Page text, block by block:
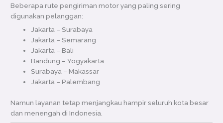
Beberapa rute pengiriman motor yang paling sering
digunakan pelanggan:
Jakarta – Surabaya
Jakarta – Semarang
Jakarta – Bali
Bandung – Yogyakarta
Surabaya – Makassar
Jakarta – Palembang
Namun layanan tetap menjangkau hampir seluruh kota besar
dan menengah di Indonesia.